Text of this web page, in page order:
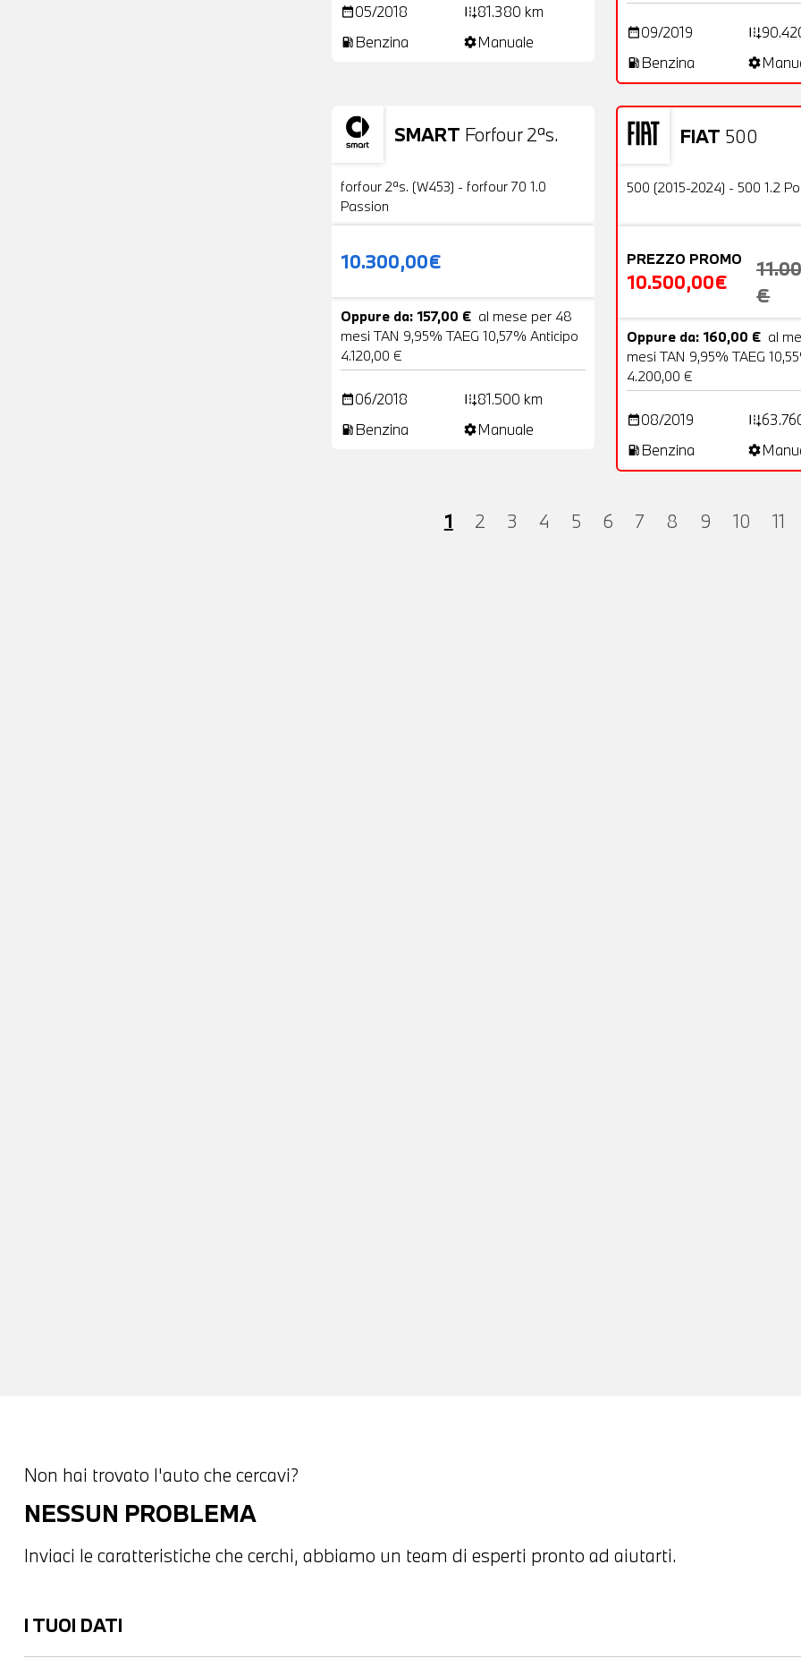
date_range05/2018 add_road81.380 km
local_gas_station Benzina settingsManuale date_range09/2019 add_road
local_gas_station Benzina settings
SMART Forfour 2ªs.
Usato 19 Foto
forfour 2ªs. (W453) - forfour 70 1.0
Passion
10.300,00€
Oppure da: 157,00 € al mese per 48
mesi TAN 9,95% TAEG 10,57% Anticipo
4.120,00 €
date_range06/2018 add_road81.500 km
local_gas_station Benzina settingsManuale
FIAT 500
OFFERTA
Usato
500 (2015-2024) - 500 1.2
PREZZO PROMO
10.500,00€
€
Oppure da: 160,00 € al
mesi TAN 9,95% TAEG
4.200,00 €
date_range08/2019 add_road
local_gas_station Benzina settings
1 2 3 4 5 6 7 8 9 10 11
Non hai trovato l'auto che cercavi?
NESSUN PROBLEMA
Inviaci le caratteristiche che cerchi, abbiamo un team di esperti pronto ad aiutarti.
I TUOI DATI